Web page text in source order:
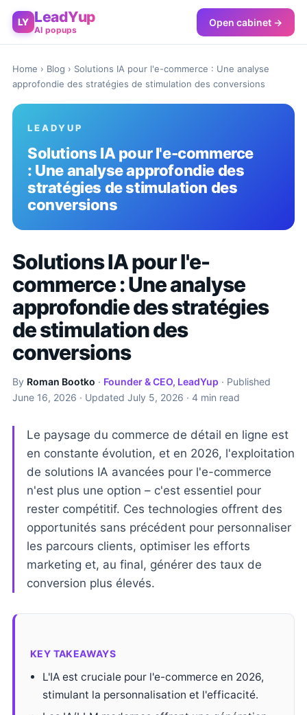
LY LeadYup
AI popups
Open cabinet →
Home › Blog › Solutions IA pour l'e-commerce : Une analyse
approfondie des stratégies de stimulation des conversions
LEADYUP
Solutions IA pour l'e-commerce
: Une analyse approfondie des
stratégies de stimulation des
conversions
Solutions IA pour l'e-
commerce : Une analyse
approfondie des stratégies
de stimulation des
conversions
By Roman Bootko · Founder & CEO, LeadYup · Published
June 16, 2026 · Updated July 5, 2026 · 4 min read
Le paysage du commerce de détail en ligne est
en constante évolution, et en 2026, l'exploitation
de solutions IA avancées pour l'e-commerce
n'est plus une option – c'est essentiel pour
rester compétitif. Ces technologies offrent des
opportunités sans précédent pour personnaliser
les parcours clients, optimiser les efforts
marketing et, au final, générer des taux de
conversion plus élevés.
KEY TAKEAWAYS
L'IA est cruciale pour l'e-commerce en 2026,
stimulant la personnalisation et l'efficacité.